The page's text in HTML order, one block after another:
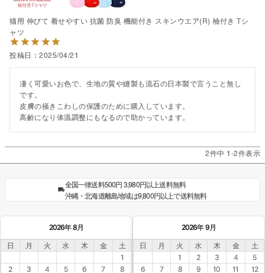
猫用 伸びて 着せやすい 抗菌 防臭 機能付き スキンウエア(R) 袖付き Tシ
ャツ
投稿日 2025/04/21
凄く可愛いお色で、生地の質や縫製も流石の日本製で言うこと無し
です。
皮膚の掻きこわしの保護のために購入しています。
高齢になり体温調整にもなるので助かっています。
2件中 1-2件表示
全国一律送料500円 3,980円以上送料無料
沖縄・北海道離島地域は9,800円以上で送料無料
2026年 8月
日 月 火 水 木 金
土
1
2
3 4 5 6 7 8
2026年 9月
日 月 火 水 木 金
土
1
2 3 4
5
6
7 8 9 10 11 12